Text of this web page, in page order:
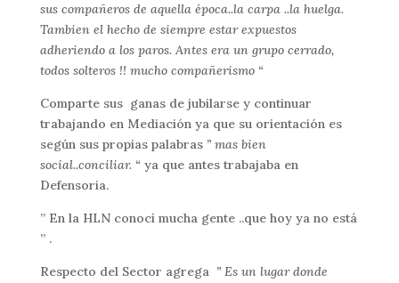
sus compañeros de aquella época..la carpa ..la huelga.
Tambien el hecho de siempre estar expuestos
adheriendo a los paros. Antes era un grupo cerrado,
todos solteros !! mucho compañerismo “
Comparte sus ganas de jubilarse y continuar
trabajando en Mediación ya que su orientación es
según sus propias palabras” mas bien
social..conciliar. “ ya que antes trabajaba en
Defensoria.
” En la HLN conocí mucha gente ..que hoy ya no está
” .
Respecto del Sector agrega ” Es un lugar donde